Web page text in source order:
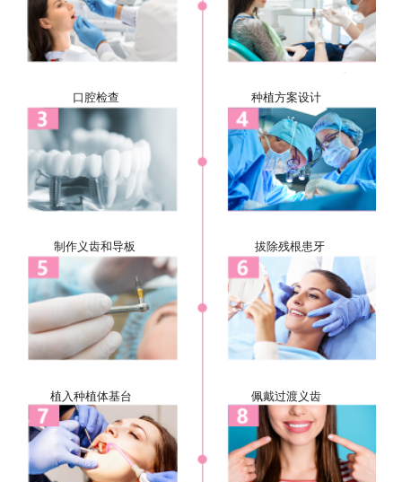
口腔检查 种植方案设计
制作义齿和导板 拔除残根患牙
植入种植体基台 佩戴过渡义齿